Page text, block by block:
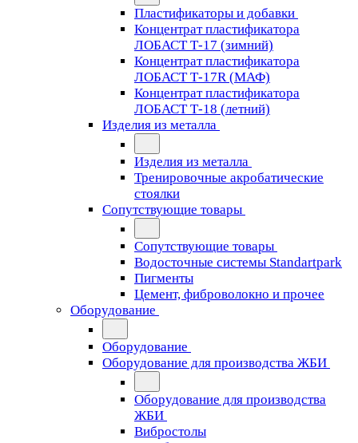
Пластификаторы и добавки
Концентрат пластификатора
ЛОБАСТ Т-17 (зимний)
Концентрат пластификатора
ЛОБАСТ Т-17R (МАФ)
Концентрат пластификатора
ЛОБАСТ Т-18 (летний)
Изделия из металла
Изделия из металла
Тренировочные акробатические
стоялки
Сопутствующие товары
Сопутствующие товары
Водосточные системы Standartpark
Пигменты
Цемент, фиброволокно и прочее
Оборудование
Оборудование
Оборудование для производства ЖБИ
Оборудование для производства
ЖБИ
Вибростолы